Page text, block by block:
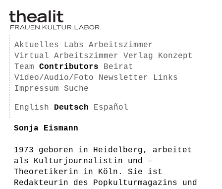
Aktuelles Labs
Arbeitszimmer
Virtual Arbeitszimmer
Verlag
Konzept
Team
Contributors
Beirat
Video/Audio/Foto
Newsletter
Links
Impressum
Suche
English Deutsch Español
Sonja Eismann
1973 geboren in Heidelberg, arbeitet
als Kulturjournalistin und –
Theoretikerin in Köln. Sie ist
Redakteurin des Popkulturmagazins und